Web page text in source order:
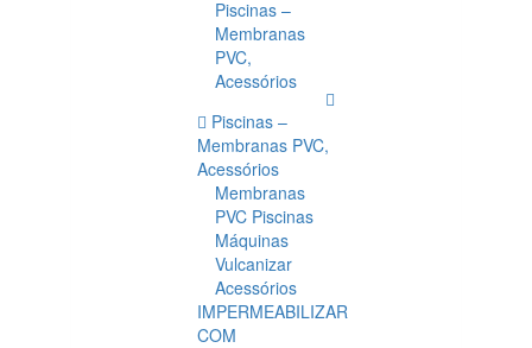
Piscinas –
Membranas
PVC,
Acessórios
Piscinas –
Membranas PVC,
Acessórios
Membranas
PVC Piscinas
Máquinas
Vulcanizar
Acessórios
IMPERMEABILIZAR
COM